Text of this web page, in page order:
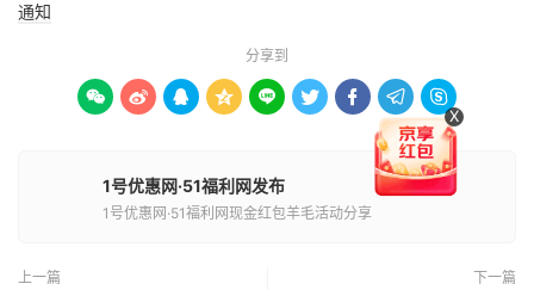
通知
分享到
        
1号优惠网·51福利网发布
1号优惠网·51福利网现金红包羊毛活动分享
上一篇 下一篇
X